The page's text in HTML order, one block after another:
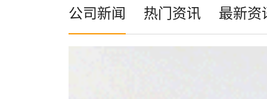
公司新闻 热门资讯 最新资